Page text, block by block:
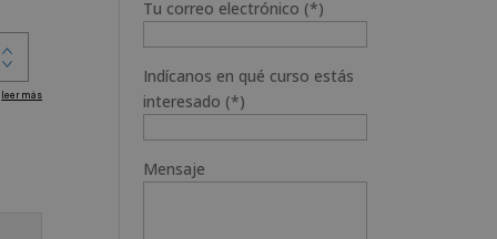
Tu correo electrónico (*)
Indícanos en qué curso estás
interesado (*)
Mensaje